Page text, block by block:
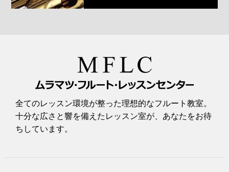
全てのレッスン環境が整った理想的なフルート教室。
十分な広さと響を備えたレッスン室が、あなたをお待
ちしています。